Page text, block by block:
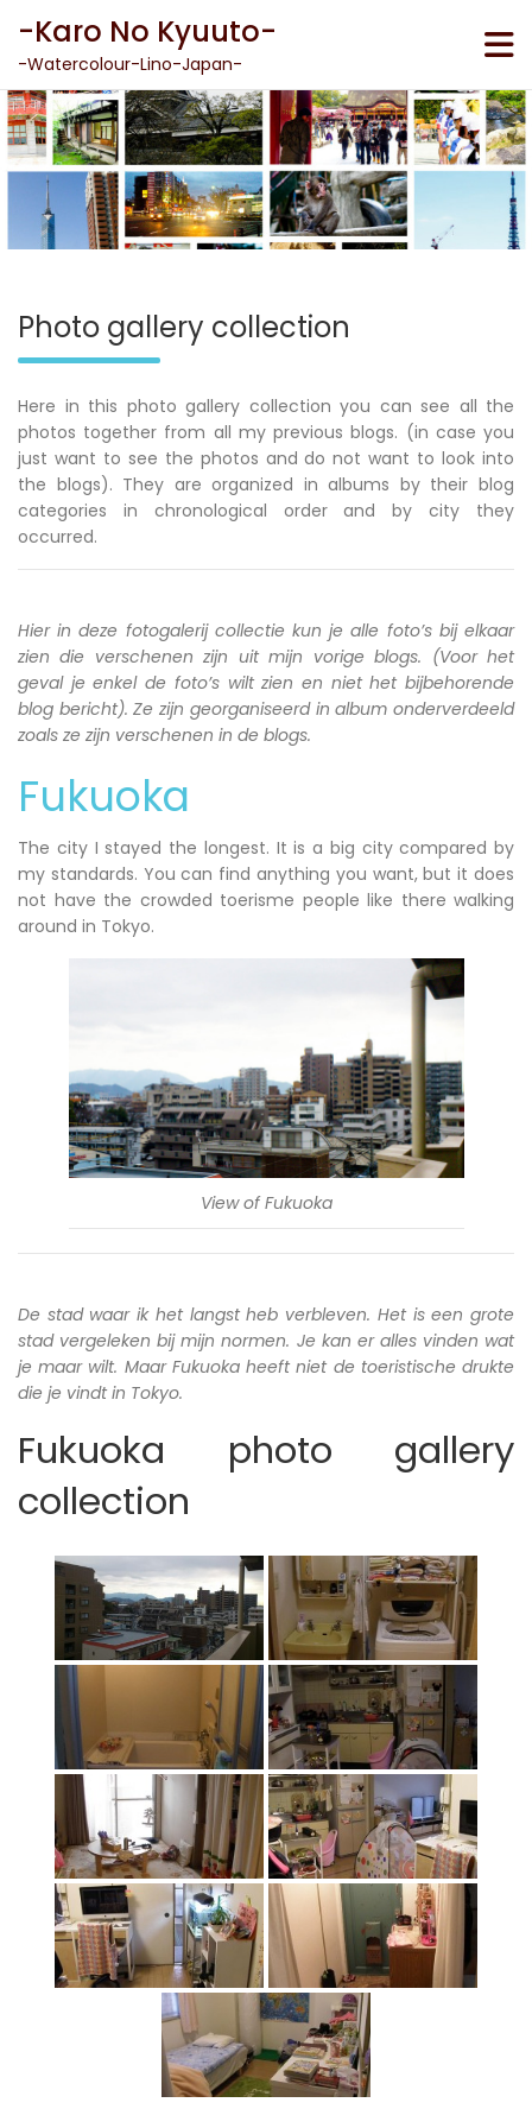
content
-Karo No Kyuuto-
-Watercolour-Lino-Japan-
Photo gallery collection
Here in this photo gallery collection you can see all the
photos together from all my previous blogs. (in case you
just want to see the photos and do not want to look into
the blogs). They are organized in albums by their blog
categories in chronological order and by city they
occurred.
Hier in deze fotogalerij collectie kun je alle foto’s bij elkaar
zien die verschenen zijn uit mijn vorige blogs. (Voor het
geval je enkel de foto’s wilt zien en niet het bijbehorende
blog bericht). Ze zijn georganiseerd in album onderverdeeld
zoals ze zijn verschenen in de blogs.
Fukuoka
The city I stayed the longest. It is a big city compared by
my standards. You can find anything you want, but it does
not have the crowded toerisme people like there walking
around in Tokyo.
View of Fukuoka
De stad waar ik het langst heb verbleven. Het is een grote
stad vergeleken bij mijn normen. Je kan er alles vinden wat
je maar wilt. Maar Fukuoka heeft niet de toeristische drukte
die je vindt in Tokyo.
Fukuoka photo gallery
collection